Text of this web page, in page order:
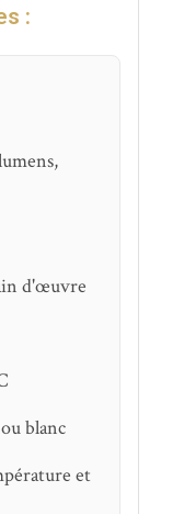
:
d'œuvre
blanc
et